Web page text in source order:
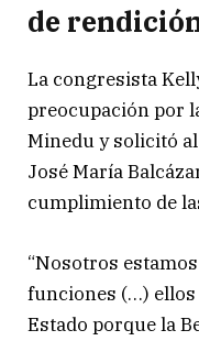
de
La congresista
preocupación por
Minedu y solicitó
José María
cumplimiento de
“Nosotros
funciones (…)
Estado porque la